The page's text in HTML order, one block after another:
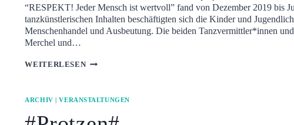
“RESPEKT! Jeder Mensch ist wertvoll” fand von Dezember 2019 bis
tanzkünstlerischen Inhalten beschäftigten sich die Kinder und
Menschenhandel und Ausbeutung. Die beiden Tanzvermittler*innen
Merchel und…
WEITERLESENRESPEKT!
IST
ARCHIV |VERANSTALTUNGEN